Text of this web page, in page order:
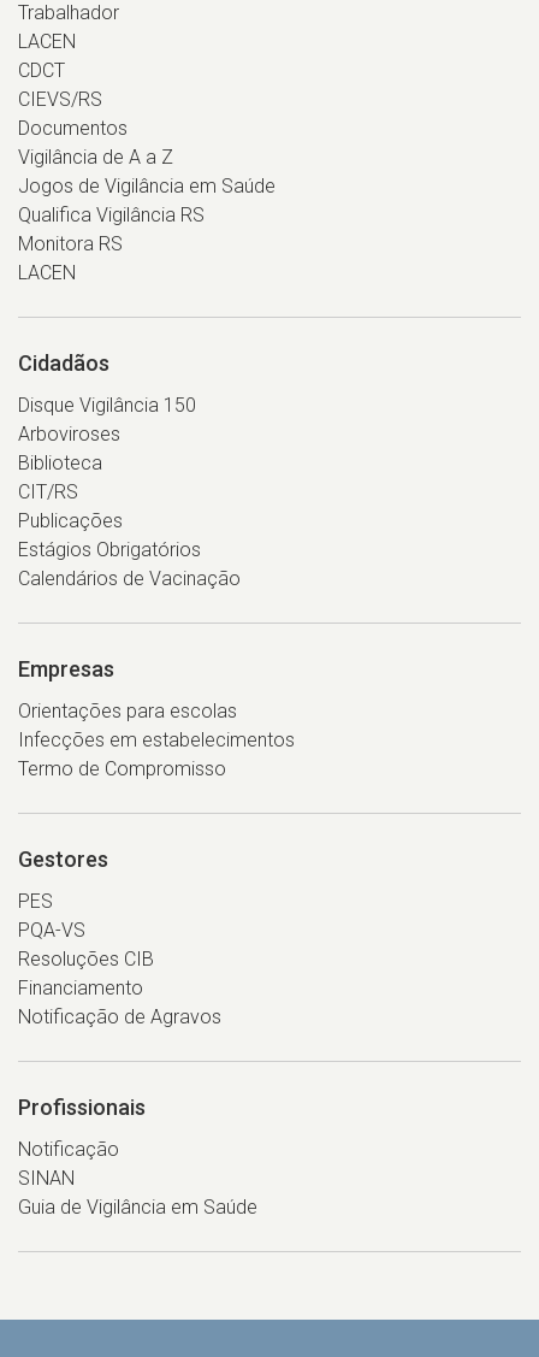
Trabalhador
LACEN
CDCT
CIEVS/RS
Documentos
Vigilância de A a Z
Jogos de Vigilância em Saúde
Qualifica Vigilância RS
Monitora RS
LACEN
Cidadãos
Disque Vigilância 150
Arboviroses
Biblioteca
CIT/RS
Publicações
Estágios Obrigatórios
Calendários de Vacinação
Empresas
Orientações para escolas
Infecções em estabelecimentos
Termo de Compromisso
Gestores
PES
PQA-VS
Resoluções CIB
Financiamento
Notificação de Agravos
Profissionais
Notificação
SINAN
Guia de Vigilância em Saúde